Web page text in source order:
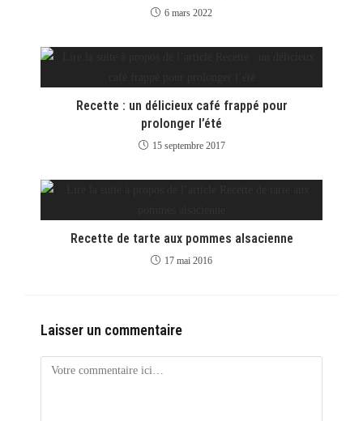
6 mars 2022
Recette : un délicieux café frappé pour
prolonger l’été
15 septembre 2017
Recette de tarte aux pommes alsacienne
17 mai 2016
Laisser un commentaire
Comment